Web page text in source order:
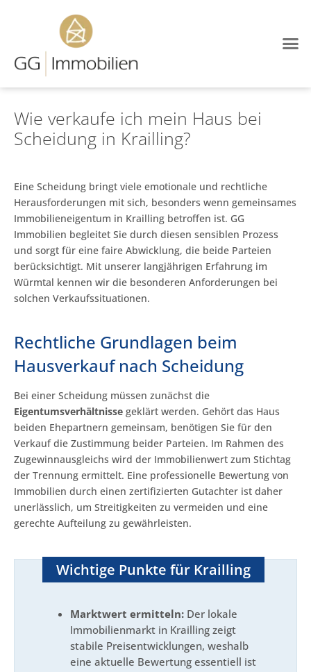
Wie verkaufe ich mein Haus bei
Scheidung in Krailling?
Eine Scheidung bringt viele emotionale und rechtliche
Herausforderungen mit sich, besonders wenn gemeinsames
Immobilieneigentum in Krailling betroffen ist. GG
Immobilien begleitet Sie durch diesen sensiblen Prozess
und sorgt für eine faire Abwicklung, die beide Parteien
berücksichtigt. Mit unserer langjährigen Erfahrung im
Würmtal kennen wir die besonderen Anforderungen bei
solchen Verkaufssituationen.
Rechtliche Grundlagen beim
Hausverkauf nach Scheidung
Bei einer Scheidung müssen zunächst die
Eigentumsverhältnisse geklärt werden. Gehört das Haus
beiden Ehepartnern gemeinsam, benötigen Sie für den
Verkauf die Zustimmung beider Parteien. Im Rahmen des
Zugewinnausgleichs wird der Immobilienwert zum Stichtag
der Trennung ermittelt. Eine professionelle Bewertung von
Immobilien durch einen zertifizierten Gutachter ist daher
unerlässlich, um Streitigkeiten zu vermeiden und eine
gerechte Aufteilung zu gewährleisten.
Wichtige Punkte für Krailling
Marktwert ermitteln: Der lokale
Immobilienmarkt in Krailling zeigt
stabile Preisentwicklungen, weshalb
eine aktuelle Bewertung essentiell ist